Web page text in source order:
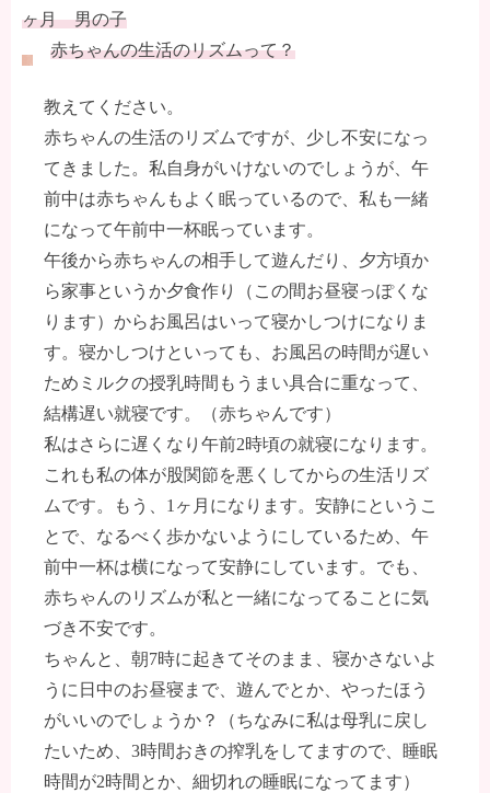
ヶ月 男の子
赤ちゃんの生活のリズムって？
教えてください。
赤ちゃんの生活のリズムですが、少し不安になっ
てきました。私自身がいけないのでしょうが、午
前中は赤ちゃんもよく眠っているので、私も一緒
になって午前中一杯眠っています。
午後から赤ちゃんの相手して遊んだり、夕方頃か
ら家事というか夕食作り（この間お昼寝っぽくな
ります）からお風呂はいって寝かしつけになりま
す。寝かしつけといっても、お風呂の時間が遅い
ためミルクの授乳時間もうまい具合に重なって、
結構遅い就寝です。（赤ちゃんです）
私はさらに遅くなり午前2時頃の就寝になります。
これも私の体が股関節を悪くしてからの生活リズ
ムです。もう、1ヶ月になります。安静にというこ
とで、なるべく歩かないようにしているため、午
前中一杯は横になって安静にしています。でも、
赤ちゃんのリズムが私と一緒になってることに気
づき不安です。
ちゃんと、朝7時に起きてそのまま、寝かさないよ
うに日中のお昼寝まで、遊んでとか、やったほう
がいいのでしょうか？（ちなみに私は母乳に戻し
たいため、3時間おきの搾乳をしてますので、睡眠
時間が2時間とか、細切れの睡眠になってます）